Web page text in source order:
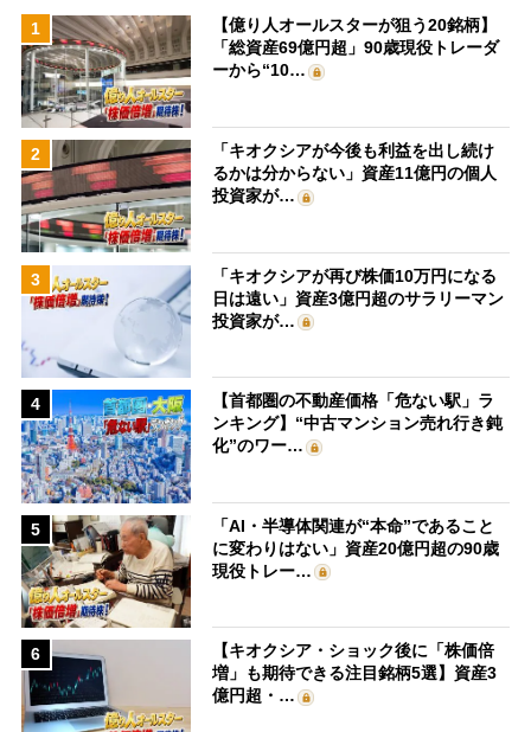
1
【億り人オールスターが狙う20銘柄】
「総資産69億円超」90歳現役トレーダ
ーから“10…
2
「キオクシアが今後も利益を出し続け
るかは分からない」資産11億円の個人
投資家が…
3
「キオクシアが再び株価10万円になる
日は遠い」資産3億円超のサラリーマン
投資家が…
4
【首都圏の不動産価格「危ない駅」ラ
ンキング】“中古マンション売れ行き鈍
化”のワー…
5
「AI・半導体関連が“本命”であること
に変わりはない」資産20億円超の90歳
現役トレー…
6
【キオクシア・ショック後に「株価倍
増」も期待できる注目銘柄5選】資産3
億円超・…